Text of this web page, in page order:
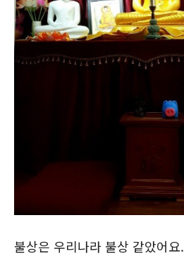
불상은 우리나라 불상 같았어요.